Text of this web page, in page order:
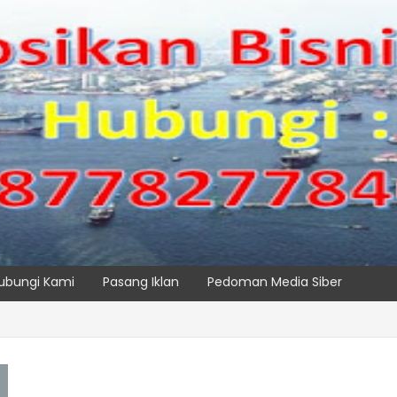
Kami Pasang Iklan Pedoman Media Siber